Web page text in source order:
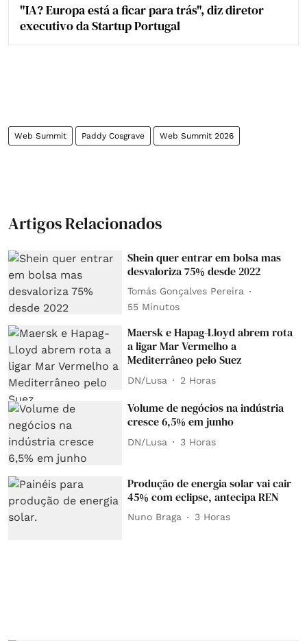
"IA? Europa está a ficar para trás", diz diretor
executivo da Startup Portugal
Web Summit Paddy Cosgrave Web Summit 2026
Artigos Relacionados
Shein quer entrar em bolsa mas
desvaloriza 75% desde 2022
Tomás Gonçalves Pereira
55 Minutos
Maersk e Hapag-Lloyd abrem rota
a ligar Mar Vermelho a
Mediterrâneo pelo Suez
DN/Lusa 2 Horas
Volume de negócios na indústria
cresce 6,5% em junho
DN/Lusa 3 Horas
Produção de energia solar vai cair
45% com eclipse, antecipa REN
Nuno Braga 3 Horas